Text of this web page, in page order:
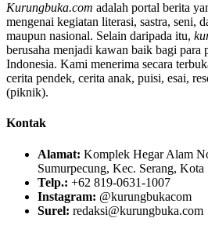
Kurungbuka.com adalah portal berita
mengenai kegiatan literasi, sastra, seni,
maupun nasional. Selain daripada itu,
berusaha menjadi kawan baik bagi para
Indonesia. Kami menerima secara
cerita pendek, cerita anak, puisi, esai,
(piknik).
Kontak
Alamat: Komplek Hegar Alam
Sumurpecung, Kec. Serang, Kota
Telp.: +62 819-0631-1007
Instagram: @kurungbukacom
Surel: redaksi@kurungbuka.com